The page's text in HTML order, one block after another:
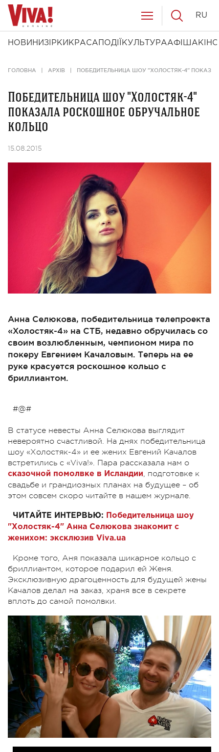
НОВИНИ ЗІРКИ КРАСА ПОДІЇ КУЛЬТУРААФІША КІНО
RU
ГОЛОВНА АРХІВ ПОБЕДИТЕЛЬНИЦА ШОУ "ХОЛОСТЯК-4"
Победительница шоу "Холостяк-4"
показала роскошное обручальное
кольцо
15.08.2015
Анна Селюкова, победительница телепроекта
«Холостяк-4» на СТБ, недавно обручилась со
своим возлюбленным, чемпионом мира по
покеру Евгением Качаловым. Теперь на ее
руке красуется роскошное кольцо с
бриллиантом.
#@#
В статусе невесты Анна Селюкова выглядит
невероятно счастливой. На днях победительница
шоу «Холостяк-4» и ее жених Евгений Качалов
встретились с «Viva!». Пара рассказала нам о
сказочной помолвке в Исландии, подготовке к
свадьбе и грандиозных планах на будущее – об
этом совсем скоро читайте в нашем журнале.
ЧИТАЙТЕ ИНТЕРВЬЮ:
Победительница шоу
"Холостяк-4" Анна Селюкова знакомит с
женихом: эксклюзив Viva.ua
Кроме того, Аня показала шикарное кольцо с
бриллиантом, которое подарил ей Женя.
Эксклюзивную драгоценность для будущей жены
Качалов делал на заказ, храня все в секрете
вплоть до самой помолвки.